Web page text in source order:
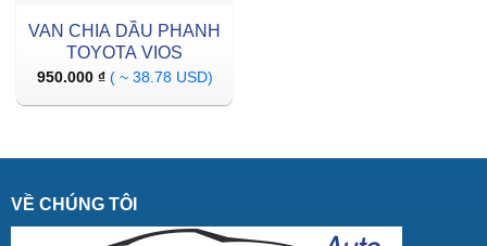
VAN CHIA DẦU PHANH
TOYOTA VIOS
950.000 ₫ ( ~ 38.78 USD)
VỀ CHÚNG TÔI